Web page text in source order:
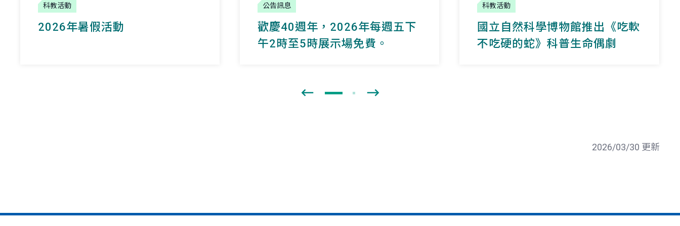
科教活動
2026年暑假活動
公告訊息
歡慶40週年，2026年每週五下
午2時至5時展示場免費。
科教活動
國立自然科學博物館推出《吃軟
不吃硬的蛇》科普生命偶劇
2026/03/30 更新